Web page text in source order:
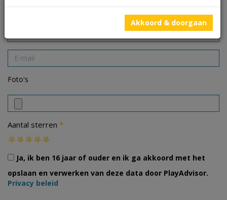
Foto's
Aantal sterren *
Ja, ik ben 16 jaar of ouder en ik ga akkoord met het
opslaan en verwerken van deze data door PlayAdvisor.
Privacy beleid
Akkoord & doorgaan